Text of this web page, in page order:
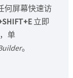
何屏幕快速访
立即
单
。